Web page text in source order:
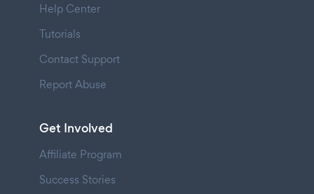
Help Center
Tutorials
Contact Support
Report Abuse
Get Involved
Affiliate Program
Success Stories